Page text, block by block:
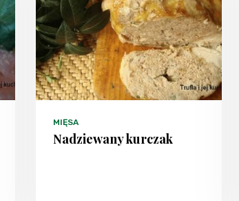
MIĘSA
Nadziewany kurczak